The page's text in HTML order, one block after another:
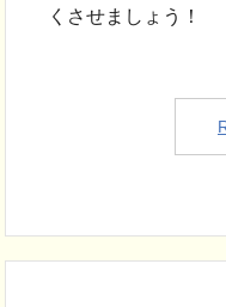
くさせましょう！